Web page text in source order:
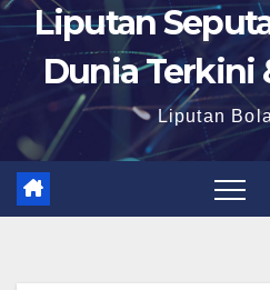
Liputan
Dunia Terkini
Liputan